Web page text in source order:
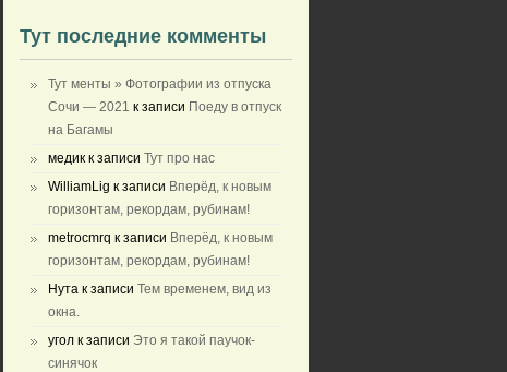
Тут последние комменты
Тут менты » Фотографии из отпуска
Сочи — 2021 к записи Поеду в отпуск
на Багамы
медик к записи Тут про нас
WilliamLig к записи Вперёд, к новым
горизонтам, рекордам, рубинам!
metrocmrq к записи Вперёд, к новым
горизонтам, рекордам, рубинам!
Нута к записи Тем временем, вид из
окна.
угол к записи Это я такой паучок-
синячок